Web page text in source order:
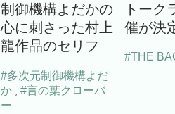
制御機構よだかの
心に刺さった村上
龍作品のセリフ
#多次元制御機構よだ
か , #言の葉クローバ
ー
トーク
催が決
#THE